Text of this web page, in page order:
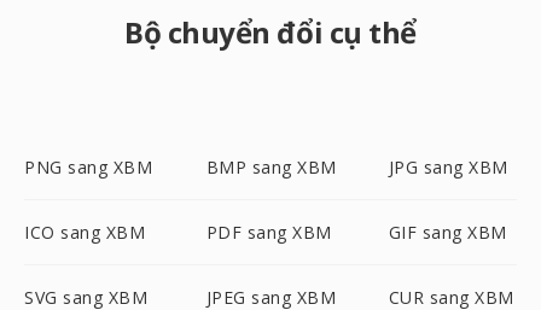
Bộ chuyển đổi cụ thể
PNG sang XBM BMP sang XBM JPG sang XBM
ICO sang XBM PDF sang XBM GIF sang XBM
SVG sang XBM JPEG sang XBM CUR sang XBM